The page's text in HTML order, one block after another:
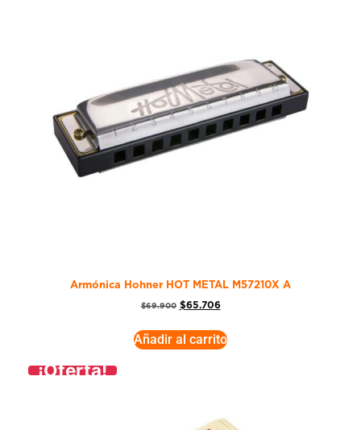
Armónica Hohner HOT METAL M57210X A
$69.900 $65.706
Añadir al carrito
¡Oferta!